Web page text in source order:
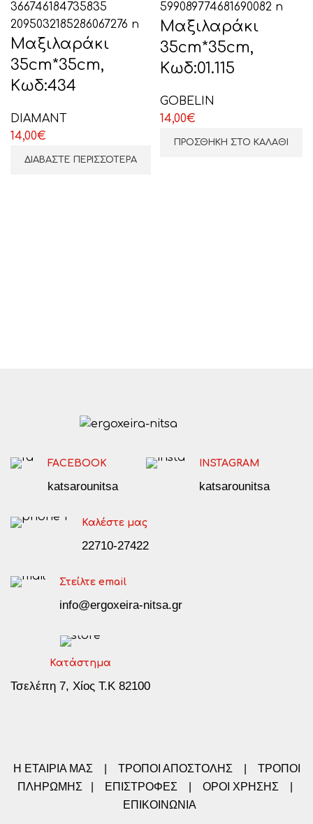
Μαξιλαράκι
35cm*35cm,
Κωδ:434
DIAMANT
14,00€
ΔΙΑΒΆΣΤΕ ΠΕΡΙΣΣΌΤΕΡΑ
Μαξιλαράκι
35cm*35cm,
Κωδ:01.115
GOBELIN
14,00€
ΠΡΟΣΘΉΚΗ ΣΤΟ ΚΑΛΆΘΙ
FACEBOOK
katsarounitsa
INSTAGRAM
katsarounitsa
Καλέστε μας
22710-27422
Στείλτε email
info@ergoxeira-nitsa.gr
Κατάστημα
Τσελέπη 7, Χίος Τ.Κ 82100
Η ΕΤΑΙΡΙΑ ΜΑΣ ΤΡΟΠΟΙ ΑΠΟΣΤΟΛΗΣ
ΤΡΟΠΟΙ
ΠΛΗΡΩΜΗΣ
ΕΠΙΣΤΡΟΦΕΣ ΟΡΟΙ ΧΡΗΣΗΣ
ΕΠΙΚΟΙΝΩΝΙΑ